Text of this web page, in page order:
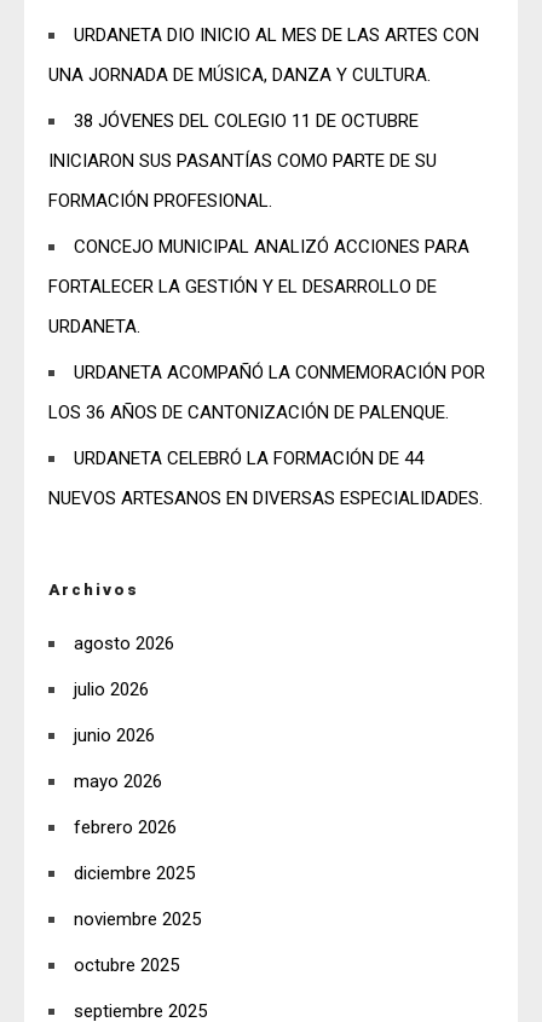
URDANETA DIO INICIO AL MES DE LAS ARTES CON
UNA JORNADA DE MÚSICA, DANZA Y CULTURA.
38 JÓVENES DEL COLEGIO 11 DE OCTUBRE
INICIARON SUS PASANTÍAS COMO PARTE DE SU
FORMACIÓN PROFESIONAL.
CONCEJO MUNICIPAL ANALIZÓ ACCIONES PARA
FORTALECER LA GESTIÓN Y EL DESARROLLO DE
URDANETA.
URDANETA ACOMPAÑÓ LA CONMEMORACIÓN POR
LOS 36 AÑOS DE CANTONIZACIÓN DE PALENQUE.
URDANETA CELEBRÓ LA FORMACIÓN DE 44
NUEVOS ARTESANOS EN DIVERSAS ESPECIALIDADES.
Archivos
agosto 2026
julio 2026
junio 2026
mayo 2026
febrero 2026
diciembre 2025
noviembre 2025
octubre 2025
septiembre 2025